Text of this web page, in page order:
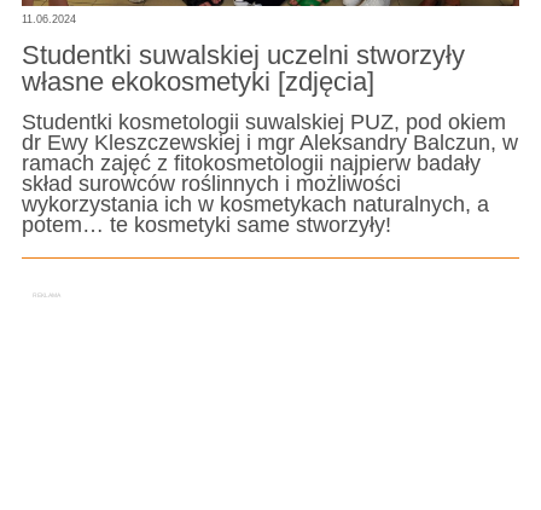
11.06.2024
Studentki suwalskiej uczelni stworzyły
własne ekokosmetyki [zdjęcia]
Studentki kosmetologii suwalskiej PUZ, pod okiem
dr Ewy Kleszczewskiej i mgr Aleksandry Balczun, w
ramach zajęć z fitokosmetologii najpierw badały
skład surowców roślinnych i możliwości
wykorzystania ich w kosmetykach naturalnych, a
potem… te kosmetyki same stworzyły!